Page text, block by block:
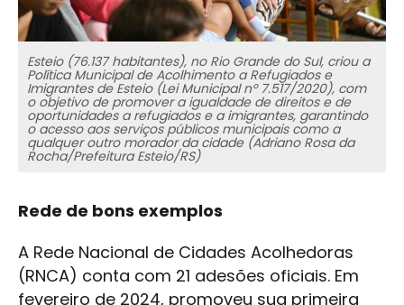
Esteio (76.137 habitantes), no Rio Grande do Sul, criou a
Política Municipal de Acolhimento a Refugiados e
Imigrantes de Esteio (Lei Municipal nº 7.517/2020), com
o objetivo de promover a igualdade de direitos e de
oportunidades a refugiados e a imigrantes, garantindo
o acesso aos serviços públicos municipais como a
qualquer outro morador da cidade (Adriano Rosa da
Rocha/Prefeitura Esteio/RS)
Rede de bons exemplos
A Rede Nacional de Cidades Acolhedoras
(RNCA) conta com 21 adesões oficiais. Em
fevereiro de 2024, promoveu sua primeira